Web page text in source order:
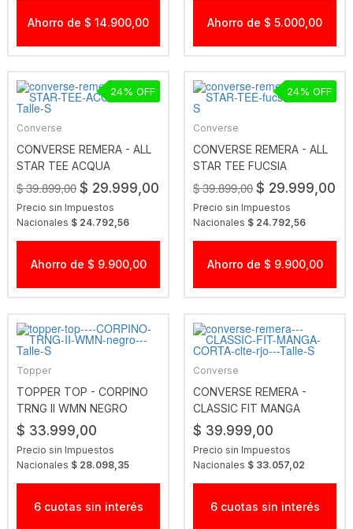
Ahorro de $ 14.900,00 Ahorro de $ 5.000,00
Converse
CONVERSE REMERA - ALL
STAR TEE ACQUA
$ 39.899,00 $ 29.999,00
Precio sin Impuestos
Nacionales $ 24.792,56
24
Ahorro de $ 9.900,00
Converse
CONVERSE REMERA - ALL
STAR TEE FUCSIA
$ 39.899,00 $ 29.999,00
Precio sin Impuestos
Nacionales $ 24.792,56
24
Ahorro de $ 9.900,00
Topper
TOPPER TOP - CORPINO
TRNG II WMN NEGRO
$ 33.999,00
Precio sin Impuestos
Nacionales $ 28.098,35
6 cuotas sin interés
Converse
CONVERSE REMERA -
CLASSIC FIT MANGA
CORTA CLTE RJO
$ 39.999,00
Precio sin Impuestos
Nacionales $ 33.057,02
6 cuotas sin interés